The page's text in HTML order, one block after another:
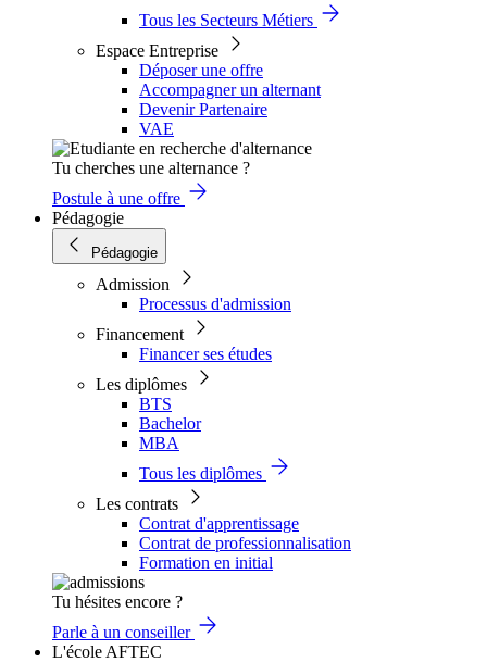
Tous les Secteurs Métiers
Espace Entreprise
Déposer une offre
Accompagner un alternant
Devenir Partenaire
VAE
Tu cherches une alternance ?
Postule à une offre
Pédagogie
Pédagogie
Admission
Processus d'admission
Financement
Financer ses études
Les diplômes
BTS
Bachelor
MBA
Tous les diplômes
Les contrats
Contrat d'apprentissage
Contrat de professionnalisation
Formation en initial
Tu hésites encore ?
Parle à un conseiller
L'école AFTEC